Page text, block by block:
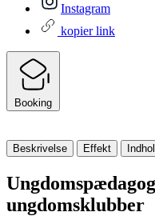
Instagram
kopier link
Booking
Beskrivelse Effekt
ungdomsklubber